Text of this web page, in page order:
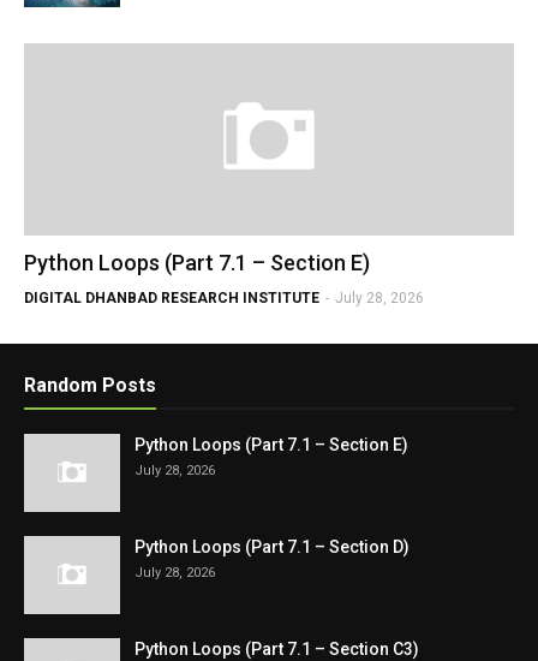
Python Loops (Part 7.1 – Section E)
DIGITAL DHANBAD RESEARCH INSTITUTE - July 28, 2026
Random Posts
Python Loops (Part 7.1 – Section E)
July 28, 2026
Python Loops (Part 7.1 – Section D)
July 28, 2026
Python Loops (Part 7.1 – Section C3)